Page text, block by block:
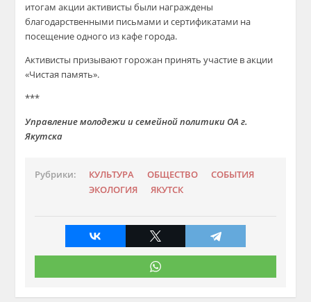
итогам акции активисты были награждены
благодарственными письмами и сертификатами на
посещение одного из кафе города.
Активисты призывают горожан принять участие в акции
«Чистая память».
***
Управление молодежи и семейной политики ОА г.
Якутска
Рубрики: КУЛЬТУРА ОБЩЕСТВО
СОБЫТИЯ
ЭКОЛОГИЯ
ЯКУТСК